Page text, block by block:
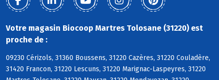
Votre magasin Biocoop Martres Tolosane (31220) est
proche de :
09230 Cérizols, 31360 Boussens, 31220 Cazères, 31220 Couladère,
31420 Francon, 31220 Lescuns, 31220 Marignac-Laspeyres, 31220